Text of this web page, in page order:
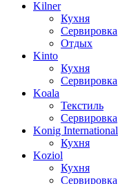
Kilner
Кухня
Сервировка
Отдых
Kinto
Кухня
Сервировка
Koala
Текстиль
Сервировка
Konig International
Кухня
Koziol
Кухня
Сервировка